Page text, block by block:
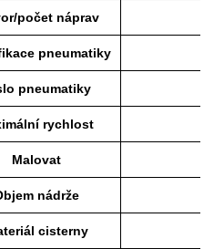
počet náprav
pneumatiky
pneumatiky
rychlost
Malovat
nádrže
cisterny